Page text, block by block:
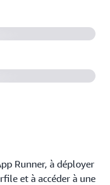
Runner, à déployer
et à accéder à une